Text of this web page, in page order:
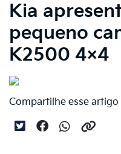
Kia
pequeno
K2500 4×4
Compartilhe esse artigo